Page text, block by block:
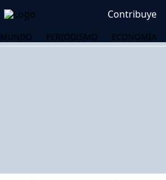
Contribuye
MUNDO PERIODISMO ECONOMÍA